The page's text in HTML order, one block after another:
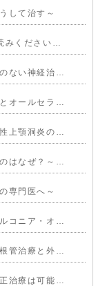
して治す～
みください…
ない神経治…
オールセラ…
上顎洞炎の…
はなぜ？～…
専門医へ～
コニア・オ…
管治療と外…
治療は可能…